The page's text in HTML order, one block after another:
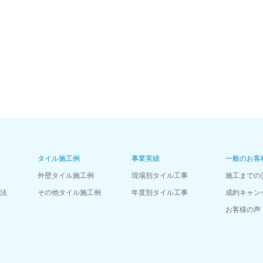
タイル施工例
外壁タイル施工例
その他タイル施工例
事業実績
現場別タイル工事
年度別タイル工事
一般のお客
施工までの
成約キャン
お客様の声